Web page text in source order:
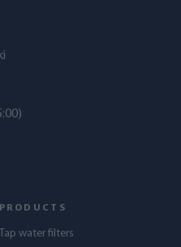
PRODUCTS
Tap water filters